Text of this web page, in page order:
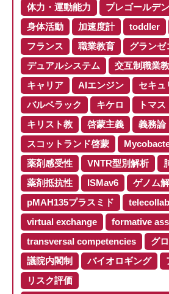
体力・運動能力
プレゴールデ
身体活動
加速度計 toddler
フランス
職業教育
グランゼ
デュアルシステム
交互制職業
キャリア
AIエンジン
セキュ
バルベラック
キケロ
トマ
キリスト教
啓蒙主義 義務論
スコットランド啓蒙
薬剤感受性
VNTR型別解析
薬剤抵抗性
ISMav6
ゲノム
pMAH135プラスミド
virtual exchange
formative
transversal competencies
グ
議院内閣制
バイオロギング
リスク評価